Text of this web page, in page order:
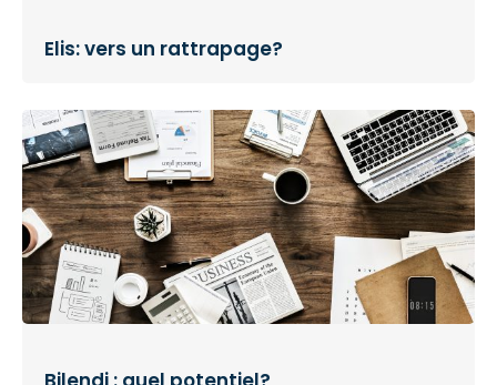
Elis: vers un rattrapage?